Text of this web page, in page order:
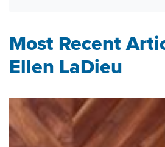
Most Recent
Ellen LaDieu